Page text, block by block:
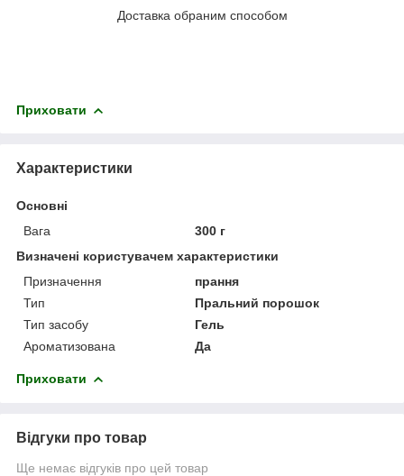
Доставка обраним способом
Приховати
Характеристики
Основні
Вага
300 г
Визначені користувачем характеристики
Призначення
прання
Тип
Пральний порошок
Тип засобу
Гель
Ароматизована
Да
Приховати
Відгуки про товар
Ще немає відгуків про цей товар